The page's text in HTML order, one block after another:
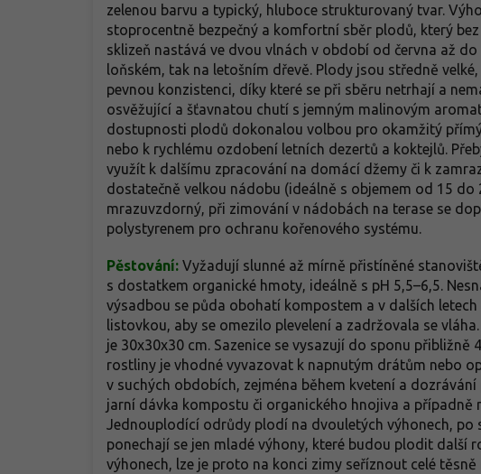
zelenou barvu a typický, hluboce strukturovaný tvar.
stoprocentně bezpečný a komfortní sběr plodů, který
sklizeň nastává ve dvou vlnách v období od června až
loňském, tak na letošním dřevě. Plody jsou středně
pevnou konzistenci, díky které se při sběru netrhají a
osvěžující a šťavnatou chutí s jemným malinovým
dostupnosti plodů dokonalou volbou pro okamžitý
nebo k rychlému ozdobení letních dezertů a koktejlů.
využít k dalšímu zpracování na domácí džemy či k
dostatečně velkou nádobu (ideálně s objemem od 15
mrazuvzdorný, při zimování v nádobách na terase se
polystyrenem pro ochranu kořenového systému.
Pěstování: Vyžadují slunné až mírně přistíněné
s dostatkem organické hmoty, ideálně s pH 5,5–6,5.
výsadbou se půda obohatí kompostem a v dalších
listovkou, aby se omezilo plevelení a zadržovala se
je 30x30x30 cm. Sazenice se vysazují do sponu přibližně
rostliny je vhodné vyvazovat k napnutým drátům nebo
v suchých obdobích, zejména během kvetení a
jarní dávka kompostu či organického hnojiva a případně
Jednouplodící odrůdy plodí na dvouletých výhonech, po
ponechají se jen mladé výhony, které budou plodit další
výhonech, lze je proto na konci zimy seříznout celé